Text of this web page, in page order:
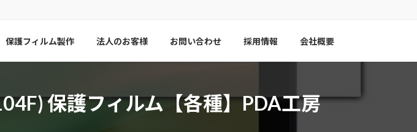
保護フィルム製作 法人のお客様 お問い合わせ 採用情報 会社概要
保護フィルム【各種】PDA工房